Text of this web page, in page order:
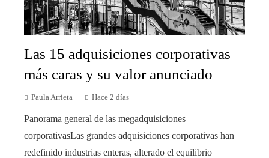
Las 15 adquisiciones corporativas
más caras y su valor anunciado
Paula Arrieta Hace 2 días
Panorama general de las megadquisiciones
corporativasLas grandes adquisiciones corporativas han
redefinido industrias enteras, alterado el equilibrio